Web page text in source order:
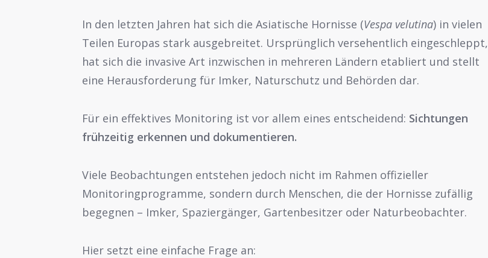
In den letzten Jahren hat sich die Asiatische Hornisse (Vespa velutina) in vielen
Teilen Europas stark ausgebreitet. Ursprünglich versehentlich eingeschleppt,
hat sich die invasive Art inzwischen in mehreren Ländern etabliert und stellt
eine Herausforderung für Imker, Naturschutz und Behörden dar.
Für ein effektives Monitoring ist vor allem eines entscheidend: Sichtungen
frühzeitig erkennen und dokumentieren.
Viele Beobachtungen entstehen jedoch nicht im Rahmen offizieller
Monitoringprogramme, sondern durch Menschen, die der Hornisse zufällig
begegnen – Imker, Spaziergänger, Gartenbesitzer oder Naturbeobachter.
Hier setzt eine einfache Frage an: